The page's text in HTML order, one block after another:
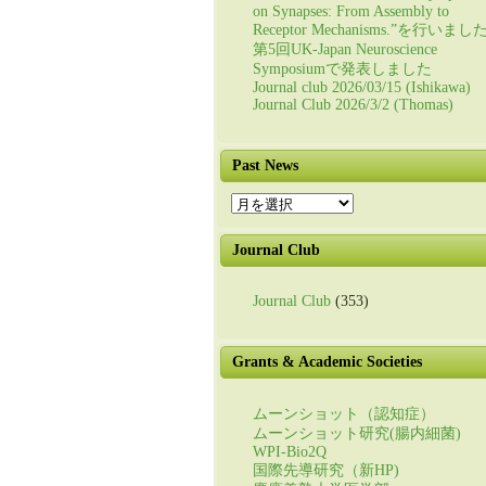
on Synapses: From Assembly to
Receptor Mechanisms.”を行いまし
第5回UK-Japan Neuroscience
Symposiumで発表しました
Journal club 2026/03/15 (Ishikawa)
Journal Club 2026/3/2 (Thomas)
Past News
Past
News
Journal Club
Journal Club (353)
Grants & Academic Societies
ムーンショット（認知症）
ムーンショット研究(腸内細菌)
WPI-Bio2Q
国際先導研究（新HP)